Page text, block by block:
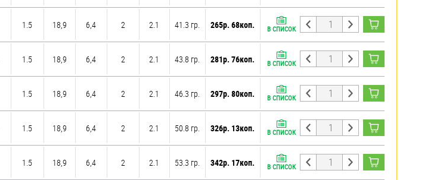
1.5 18,9 6,4 2 2.1 41.3 гр. 265р. 68коп. В СПИСОК
1.5 18,9 6,4 2 2.1 43.8 гр. 281р. 76коп. В СПИСОК
1.5 18,9 6,4 2 2.1 46.3 гр. 297р. 80коп. В СПИСОК
1.5 18,9 6,4 2 2.1 50.8 гр. 326р. 13коп. В СПИСОК
1.5 18,9 6,4 2 2.1 53.3 гр. 342р. 17коп. В СПИСОК